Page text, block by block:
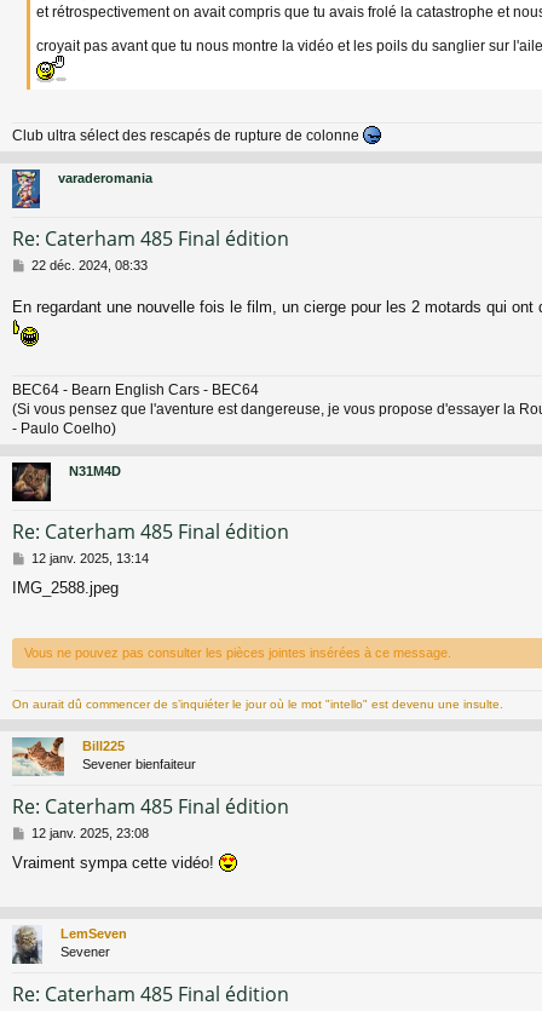
et rétrospectivement on avait compris que tu avais frolé la catastrophe et
croyait pas avant que tu nous montre la vidéo et les poils du sanglier sur
Club ultra sélect des rescapés de rupture de colonne
varaderomania
Re: Caterham 485 Final édition
M
a
22 déc. 2024, 08:33
En regardant une nouvelle fois le film, un cierge pour les 2 motards qui
BEC64 - Bearn English Cars - BEC64
(Si vous pensez que l'aventure est dangereuse, je vous propose d'essayer la
- Paulo Coelho)
N31M4D
Re: Caterham 485 Final édition
M
s
g
e
12 janv. 2025, 13:14
IMG_2588.jpeg
Vous ne pouvez pas consulter les pièces jointes insérées à ce message.
On aurait dû commencer de s’inquiéter le jour où le mot "intello" est devenu une insulte.
Bill225
Sevener bienfaiteur
Re: Caterham 485 Final édition
M
s
g
e
12 janv. 2025, 23:08
Vraiment sympa cette vidéo!
LemSeven
Sevener
Re: Caterham 485 Final édition